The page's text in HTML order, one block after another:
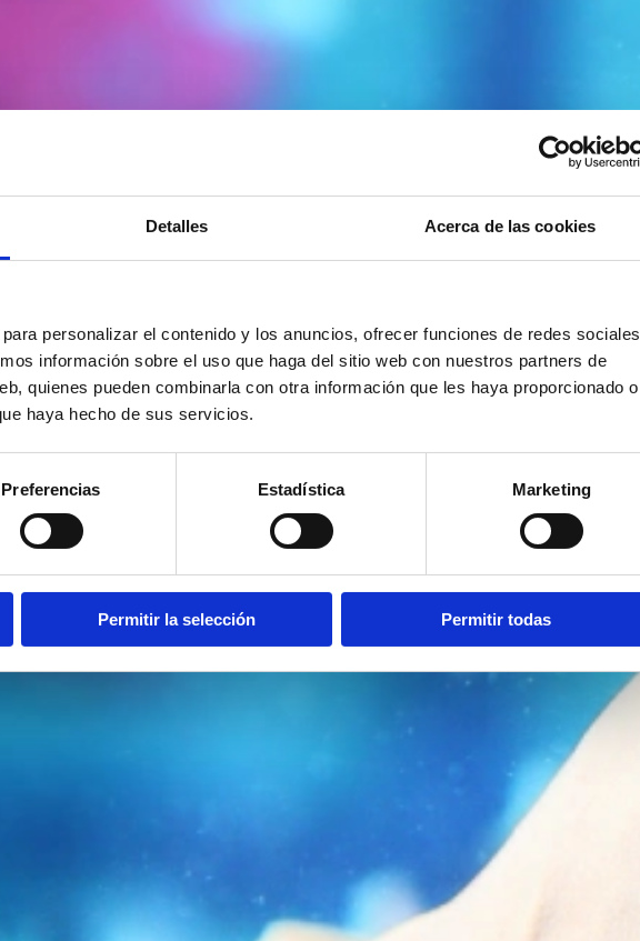
Detalles Acerca de las cookies
personalizar el contenido y los anuncios, ofrecer funciones de redes sociales
información sobre el uso que haga del sitio web con nuestros partners de
quienes pueden combinarla con otra información que les haya proporcionado o
haya hecho de sus servicios.
Preferencias Estadística Marketing
Permitir la selección Permitir todas